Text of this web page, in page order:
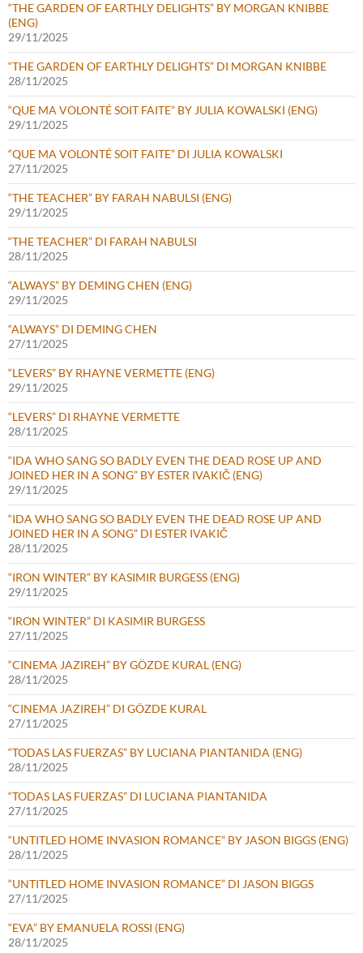
“THE GARDEN OF EARTHLY DELIGHTS” BY MORGAN KNIBBE
(ENG)
29/11/2025
“THE GARDEN OF EARTHLY DELIGHTS” DI MORGAN KNIBBE
28/11/2025
“QUE MA VOLONTÉ SOIT FAITE” BY JULIA KOWALSKI (ENG)
29/11/2025
“QUE MA VOLONTÉ SOIT FAITE” DI JULIA KOWALSKI
27/11/2025
“THE TEACHER” BY FARAH NABULSI (ENG)
29/11/2025
“THE TEACHER” DI FARAH NABULSI
28/11/2025
“ALWAYS” BY DEMING CHEN (ENG)
29/11/2025
“ALWAYS” DI DEMING CHEN
27/11/2025
“LEVERS” BY RHAYNE VERMETTE (ENG)
29/11/2025
“LEVERS” DI RHAYNE VERMETTE
28/11/2025
“IDA WHO SANG SO BADLY EVEN THE DEAD ROSE UP AND
JOINED HER IN A SONG” BY ESTER IVAKIČ (ENG)
29/11/2025
“IDA WHO SANG SO BADLY EVEN THE DEAD ROSE UP AND
JOINED HER IN A SONG” DI ESTER IVAKIČ
28/11/2025
“IRON WINTER” BY KASIMIR BURGESS (ENG)
29/11/2025
“IRON WINTER” DI KASIMIR BURGESS
27/11/2025
“CINEMA JAZIREH” BY GÖZDE KURAL (ENG)
28/11/2025
“CINEMA JAZIREH” DI GÖZDE KURAL
27/11/2025
“TODAS LAS FUERZAS” BY LUCIANA PIANTANIDA (ENG)
28/11/2025
“TODAS LAS FUERZAS” DI LUCIANA PIANTANIDA
27/11/2025
“UNTITLED HOME INVASION ROMANCE” BY JASON BIGGS (ENG)
28/11/2025
“UNTITLED HOME INVASION ROMANCE” DI JASON BIGGS
27/11/2025
“EVA” BY EMANUELA ROSSI (ENG)
28/11/2025